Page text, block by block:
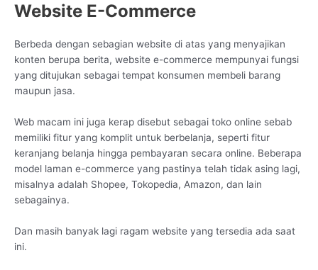
Website E-Commerce
Berbeda dengan sebagian website di atas yang menyajikan
konten berupa berita, website e-commerce mempunyai fungsi
yang ditujukan sebagai tempat konsumen membeli barang
maupun jasa.
Web macam ini juga kerap disebut sebagai toko online sebab
memiliki fitur yang komplit untuk berbelanja, seperti fitur
keranjang belanja hingga pembayaran secara online. Beberapa
model laman e-commerce yang pastinya telah tidak asing lagi,
misalnya adalah Shopee, Tokopedia, Amazon, dan lain
sebagainya.
Dan masih banyak lagi ragam website yang tersedia ada saat
ini.